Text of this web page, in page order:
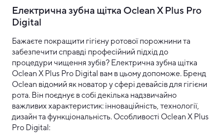
Електрична зубна щітка Oclean X Plus Pro
Digital
Бажаєте покращити гігієну ротової порожнини та
забезпечити справді професійний підхід до
процедури чищення зубів? Електрична зубна щітка
Oclean X Plus Pro Digital вам в цьому допоможе. Бренд
Oclean відомий як новатор у сфері девайсів для гігієни
рота. Він поєднує в собі декілька надзвичайно
важливих характеристик: інноваційність, технології,
дизайн та функціональність. Особливості Oclean X Plus
Pro Digital: